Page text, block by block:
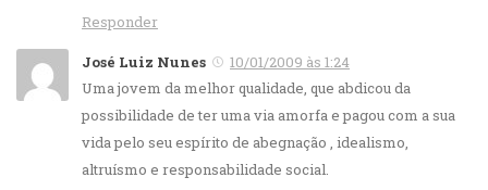
Responder
José Luiz Nunes
10/01/2009 às 1:24
Uma jovem da melhor qualidade, que abdicou da
possibilidade de ter uma via amorfa e pagou com a sua
vida pelo seu espírito de abegnação , idealismo,
altruísmo e responsabilidade social.